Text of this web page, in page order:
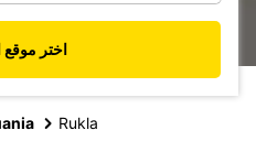
اختر موقع
Rukla